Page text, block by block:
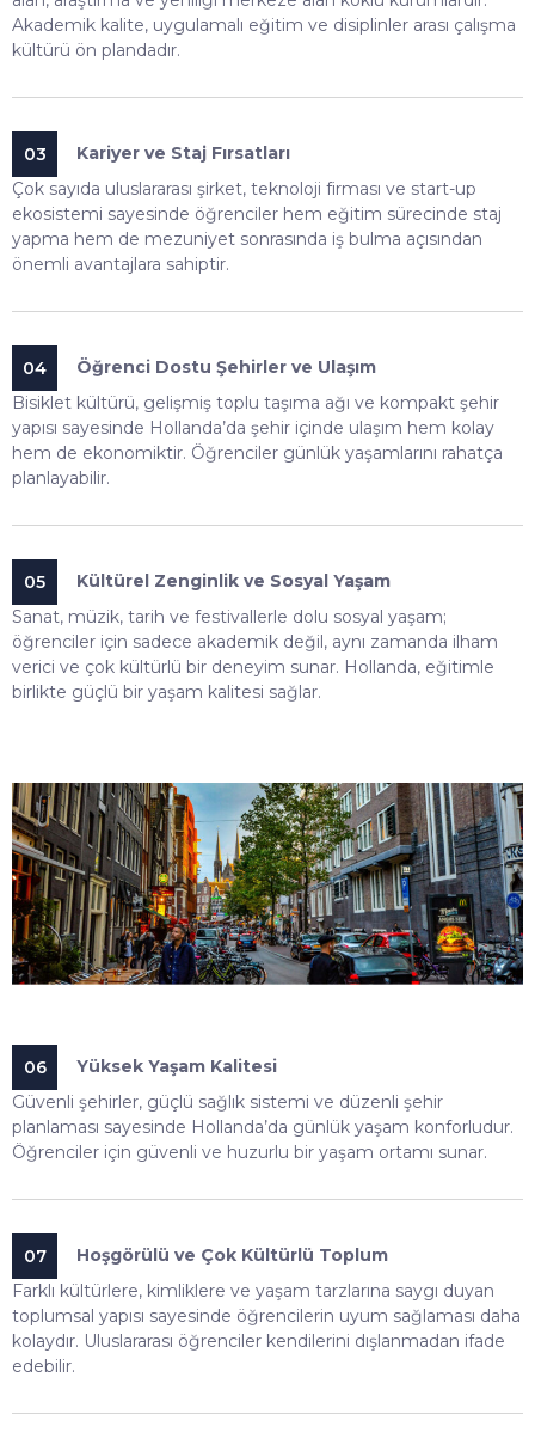
Akademik kalite, uygulamalı eğitim ve disiplinler arası çalışma
kültürü ön plandadır.
03
Kariyer ve Staj Fırsatları
Çok sayıda uluslararası şirket, teknoloji firması ve start-up
ekosistemi sayesinde öğrenciler hem eğitim sürecinde staj
yapma hem de mezuniyet sonrasında iş bulma açısından
önemli avantajlara sahiptir.
04
Öğrenci Dostu Şehirler ve Ulaşım
Bisiklet kültürü, gelişmiş toplu taşıma ağı ve kompakt şehir
yapısı sayesinde Hollanda’da şehir içinde ulaşım hem kolay
hem de ekonomiktir. Öğrenciler günlük yaşamlarını rahatça
planlayabilir.
05
Kültürel Zenginlik ve Sosyal Yaşam
Sanat, müzik, tarih ve festivallerle dolu sosyal yaşam;
öğrenciler için sadece akademik değil, aynı zamanda ilham
verici ve çok kültürlü bir deneyim sunar. Hollanda, eğitimle
birlikte güçlü bir yaşam kalitesi sağlar.
06
Yüksek Yaşam Kalitesi
Güvenli şehirler, güçlü sağlık sistemi ve düzenli şehir
planlaması sayesinde Hollanda’da günlük yaşam konforludur.
Öğrenciler için güvenli ve huzurlu bir yaşam ortamı sunar.
07
Hoşgörülü ve Çok Kültürlü Toplum
Farklı kültürlere, kimliklere ve yaşam tarzlarına saygı duyan
toplumsal yapısı sayesinde öğrencilerin uyum sağlaması daha
kolaydır. Uluslararası öğrenciler kendilerini dışlanmadan ifade
edebilir.